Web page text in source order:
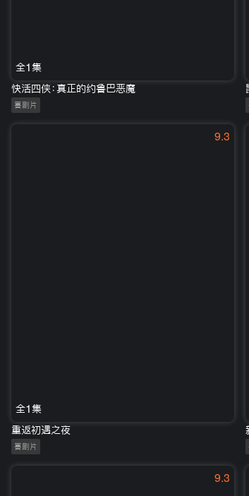
全1集
快活四侠：真正的约鲁巴恶魔
喜剧片
9.3
全1集
重返初遇之夜
喜剧片
9.3